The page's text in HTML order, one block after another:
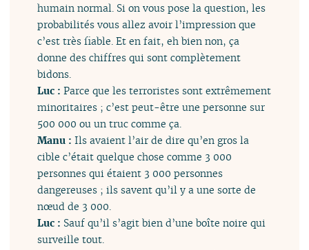
humain normal. Si on vous pose la question, les
probabilités vous allez avoir l’impression que
c’est très fiable. Et en fait, eh bien non, ça
donne des chiffres qui sont complètement
bidons.
Luc :Parce que les terroristes sont extrêmement
minoritaires ; c’est peut-être une personne sur
500 000 ou un truc comme ça.
Manu :Ils avaient l’air de dire qu’en gros la
cible c’était quelque chose comme 3 000
personnes qui étaient 3 000 personnes
dangereuses ; ils savent qu’il y a une sorte de
nœud de 3 000.
Luc : Sauf qu’il s’agit bien d’une boîte noire qui
surveille tout.